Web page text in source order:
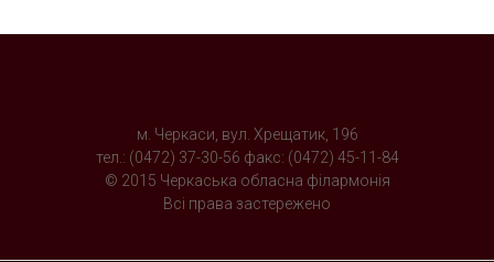
м. Черкаси, вул. Хрещатик, 196
тел.: (0472) 37-30-56 факс: (0472) 45-11-84
© 2015 Черкаська обласна філармонія
Всі права застережено